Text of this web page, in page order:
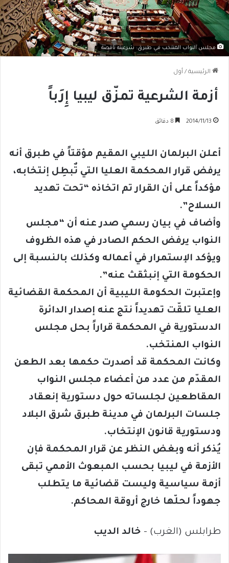
مجلس النواب المنتخب في طبرق: شرعيته ناقصة
الرئيسية / أول
أزمة الشرعية تمزّق ليبيا إِرَباً
2014/11/13
أعلن البرلمان الليبي المقيم مؤقتاً في طبرق أنه
يرفض قرار المحكمة العليا التي تٌبطِل إنتخابه،
مؤكداً على أن القرار تم اتخاذه “تحت تهديد
السلاح”.
وأضاف في بيان رسمي صدر عنه أن “مجلس
النواب يرفض الحكم الصادر في هذه الظروف
ويؤكد الإستمرار في أعماله وكذلك بالنسبة إلى
الحكومة التي إنبثقث عنه”.
وإعتبرت الحكومة الليبية أن المحكمة القضائية
العليا تلقّت تهديداً نتج عنه إصدار الدائرة
الدستورية في المحكمة قراراً بحل مجلس
النواب المنتخب.
وكانت المحكمة قد أصدرت حكمها بعد الطعن
المقدّم من عدد من أعضاء مجلس النواب
المقاطعين لجلساته حول دستورية إنعقاد
جلسات البرلمان في مدينة طبرق شرق البلاد
ودستورية قانون الإنتخاب.
يُذكر أنه وبغض النظر عن قرار المحكمة فإن
الأزمة في ليبيا بحسب المبعوث الأممي تبقى
أزمة سياسية وليست قضائية ما يتطلب
جهوداً لحلّها خارج أروقة المحاكم.
طرابلس (الغرب) – خالد الديب